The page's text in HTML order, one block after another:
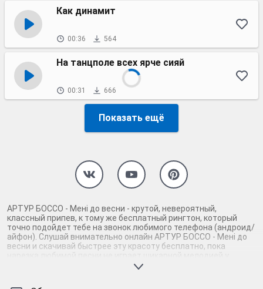
Как динамит
00:36 564
На танцполе всех ярче сияй
00:31 666
Показать ещё
АРТУР БОССО - Мені до весни - крутой, невероятный,
классный припев, к тому же бесплатный рингтон, который
точно подойдет тебе на звонок любимого телефона (андроид/
айфон). Слушай внимательно онлайн АРТУР БОССО - Мені до
весни и скачивай быстрее эту красоту бесплатно, пока
нарезка любимой песни не играет шикарной мелодией у
каждого второго на звонке. Будь первым, кто скачает